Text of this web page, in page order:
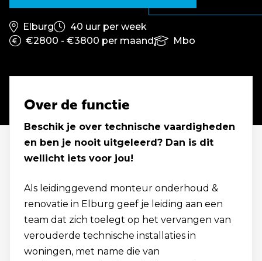
Elburg
40 uur per week
€2800 - €3800 per maand
Mbo
Over de functie
Beschik je over technische vaardigheden
en ben je nooit uitgeleerd? Dan is dit
wellicht iets voor jou!
Als leidinggevend monteur onderhoud &
renovatie in Elburg geef je leiding aan een
team dat zich toelegt op het vervangen van
verouderde technische installaties in
woningen, met name die van